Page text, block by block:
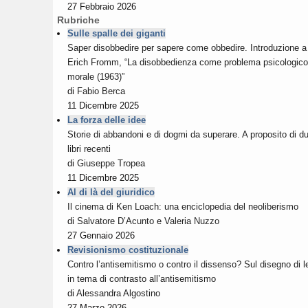
27 Febbraio 2026
Rubriche
Sulle spalle dei giganti
Saper disobbedire per sapere come obbedire. Introduzione a
Erich Fromm, “La disobbedienza come problema
morale (1963)”
di Fabio Berca
11 Dicembre 2025
La forza delle idee
Storie di abbandoni e di dogmi da superare. A proposito di
libri recenti
di Giuseppe Tropea
11 Dicembre 2025
Al di là del giuridico
Il cinema di Ken Loach: una enciclopedia del neoliberismo
di Salvatore D’Acunto e Valeria Nuzzo
27 Gennaio 2026
Revisionismo costituzionale
Contro l’antisemitismo o contro il dissenso? Sul disegno di
in tema di contrasto all’antisemitismo
di Alessandra Algostino